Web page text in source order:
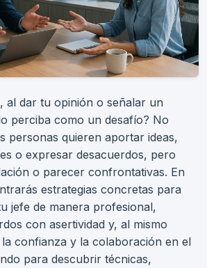
al dar tu opinión o señalar un
perciba como un desafío? No
personas quieren aportar ideas,
o expresar desacuerdos, pero
o parecer confrontativas. En
estrategias concretas para
jefe de manera profesional,
con asertividad y, al mismo
confianza y la colaboración en el
para descubrir técnicas,